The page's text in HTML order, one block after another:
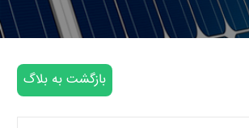
بازگشت به بلاگ